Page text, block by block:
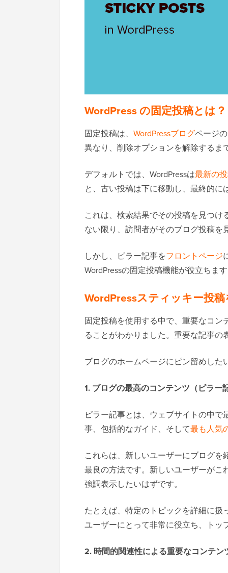
WordPress の固定投稿とは？
固定投稿は、 WordPressブログページ
異なり、削除オプションを解除する
デフォルトでは、WordPressは最新の
と、古い投稿は下に移動し、最終的に
これは、検索結果でその投稿を見つけ
ない限り、訪問者がそのブログ投稿
しかし、ピラー記事をフロントページ
WordPressの固定投稿機能が役立ちま
WordPressスティッキー投
固定投稿を使用する中で、重要なコ
ることがわかりました。重要な記事
ブログのホームページにピン留めし
1. ブログの最高のコンテンツ（ピラー
ピラー記事とは、ウェブサイトの中
事、包括的なガイド、そして最も人気
これらは、新しいユーザーにブログを
最良の方法です。新しいユーザーが
強調表示したいはずです。
たとえば、特定のトピックを詳細に扱
ユーザーにとって非常に役立ち、ト
2. 時間的関連性による重要なコンテン